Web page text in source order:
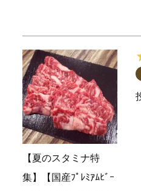
【夏のスタミナ特
集】【国産ﾌﾟﾚﾐｱﾑﾋﾞｰ